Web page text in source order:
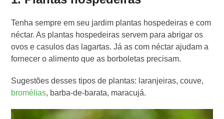
Tenha sempre em seu jardim plantas hospedeiras e com
néctar. As plantas hospedeiras servem para abrigar os
ovos e casulos das lagartas. Já as com néctar ajudam a
fornecer o alimento que as borboletas precisam.
Sugestões desses tipos de plantas: laranjeiras, couve,
bromélias, barba-de-barata, maracujá.